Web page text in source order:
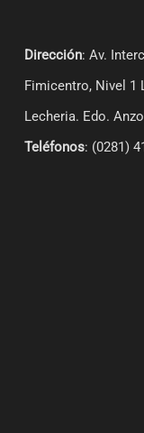
Dirección: Av.
Fimicentro, Nivel 1
Lecheria. Edo.
Teléfonos: (0281)